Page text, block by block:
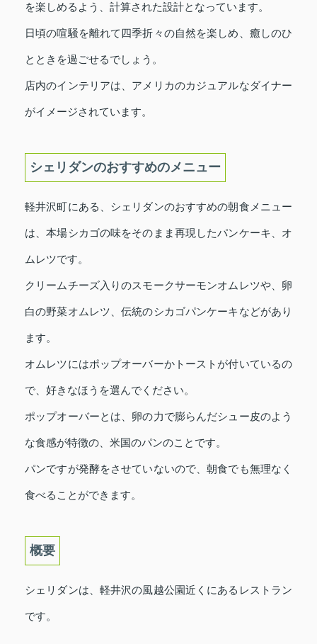
を楽しめるよう、計算された設計となっています。
日頃の喧騒を離れて四季折々の自然を楽しめ、癒しのひ
とときを過ごせるでしょう。
店内のインテリアは、アメリカのカジュアルなダイナー
がイメージされています。
シェリダンのおすすめのメニュー
軽井沢町にある、シェリダンのおすすめの朝食メニュー
は、本場シカゴの味をそのまま再現したパンケーキ、オ
ムレツです。
クリームチーズ入りのスモークサーモンオムレツや、卵
白の野菜オムレツ、伝統のシカゴパンケーキなどがあり
ます。
オムレツにはポップオーバーかトーストが付いているの
で、好きなほうを選んでください。
ポップオーバーとは、卵の力で膨らんだシュー皮のよう
な食感が特徴の、米国のパンのことです。
パンですが発酵をさせていないので、朝食でも無理なく
食べることができます。
概要
シェリダンは、軽井沢の風越公園近くにあるレストラン
です。